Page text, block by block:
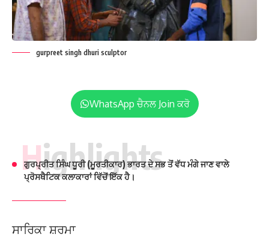
gurpreet singh dhuri sculptor
WhatsApp ਚੈਨਲ Join ਕਰੋ
Highlights
ਗੁਰਪ੍ਰੀਤ ਸਿੰਘ ਧੂਰੀ (ਮੂਰਤੀਕਾਰ) ਭਾਰਤ ਦੇ ਸਭ ਤੋਂ ਵੱਧ ਮੰਗੇ ਜਾਣ ਵਾਲੇ
ਪ੍ਰੋਸਥੈਟਿਕ ਕਲਾਕਾਰਾਂ ਵਿੱਚੋਂ ਇੱਕ ਹੈ।
ਸਾਰਿਕਾ ਸ਼ਰਮਾ